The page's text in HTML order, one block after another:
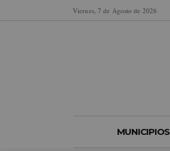
Viernes, 7 de Agosto de 2026
MUNICIPIOS